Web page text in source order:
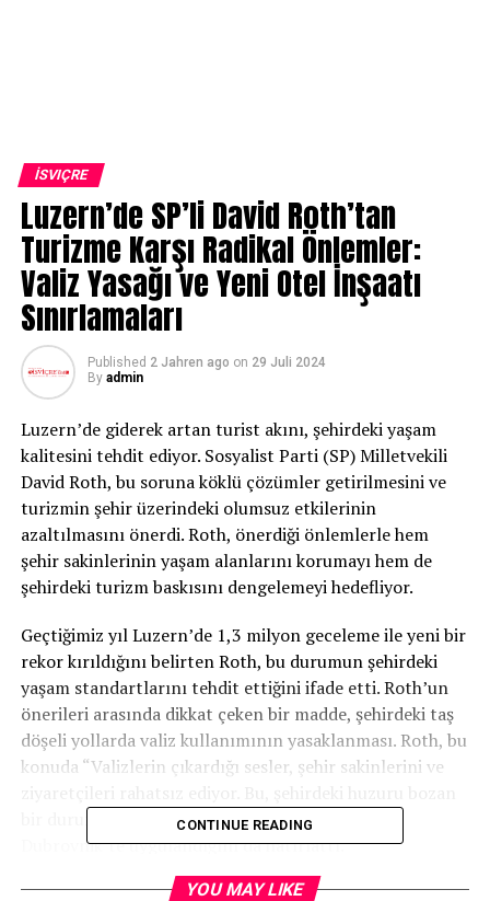
İSVIÇRE
Luzern’de SP’li David Roth’tan
Turizme Karşı Radikal Önlemler:
Valiz Yasağı ve Yeni Otel İnşaatı
Sınırlamaları
Published 2 Jahren ago on 29 Juli 2024
By admin
Luzern’de giderek artan turist akını, şehirdeki yaşam
kalitesini tehdit ediyor. Sosyalist Parti (SP) Milletvekili
David Roth, bu soruna köklü çözümler getirilmesini ve
turizmin şehir üzerindeki olumsuz etkilerinin
azaltılmasını önerdi. Roth, önerdiği önlemlerle hem
şehir sakinlerinin yaşam alanlarını korumayı hem de
şehirdeki turizm baskısını dengelemeyi hedefliyor.
Geçtiğimiz yıl Luzern’de 1,3 milyon geceleme ile yeni bir
rekor kırıldığını belirten Roth, bu durumun şehirdeki
yaşam standartlarını tehdit ettiğini ifade etti. Roth’un
önerileri arasında dikkat çeken bir madde, şehirdeki taş
döşeli yollarda valiz kullanımının yasaklanması. Roth, bu
konuda “Valizlerin çıkardığı sesler, şehir sakinlerini ve
bir durum” dedi. Benzer bir yasağın geçen yıl
Dubrovnik’te uygulandığını da hatırlattı.
Roth, aynı zamanda Luzern’de yeni otel inşaatlarına
CONTINUE READING
YOU MAY LIKE